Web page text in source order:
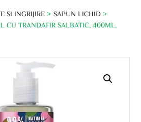
SI INGRIJIRE >SAPUN LICHID >
CU TRANDAFIR SALBATIC, 400ML,